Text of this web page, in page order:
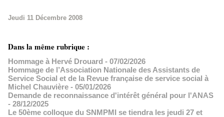
Jeudi 11 Décembre 2008
Dans la même rubrique :
Hommage à Hervé Drouard - 07/02/2026
Hommage de l’Association Nationale des Assistants de
Service Social et de la Revue française de service social à
Michel Chauvière - 05/01/2026
Demande de reconnaissance d'intérêt général pour l'ANAS
- 28/12/2025
Le 50ème colloque du SNMPMI se tiendra les jeudi 27 et